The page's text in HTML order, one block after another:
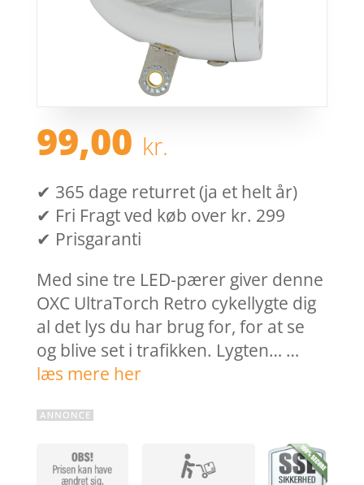
99,00 kr.
✔ 365 dage returret (ja et helt år)
✔ Fri Fragt ved køb over kr. 299
✔ Prisgaranti
Med sine tre LED-pærer giver denne
OXC UltraTorch Retro cykellygte dig
al det lys du har brug for, for at se
og blive set i trafikken. Lygten… …
læs mere her